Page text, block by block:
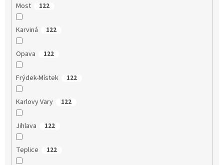
Most 122
Karviná 122
Opava 122
Frýdek-Místek 122
Karlovy Vary 122
Jihlava 122
Teplice 122